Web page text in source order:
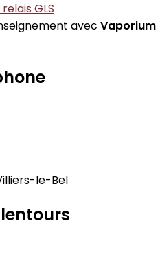
GLS
avec Vaporium
le-Bel